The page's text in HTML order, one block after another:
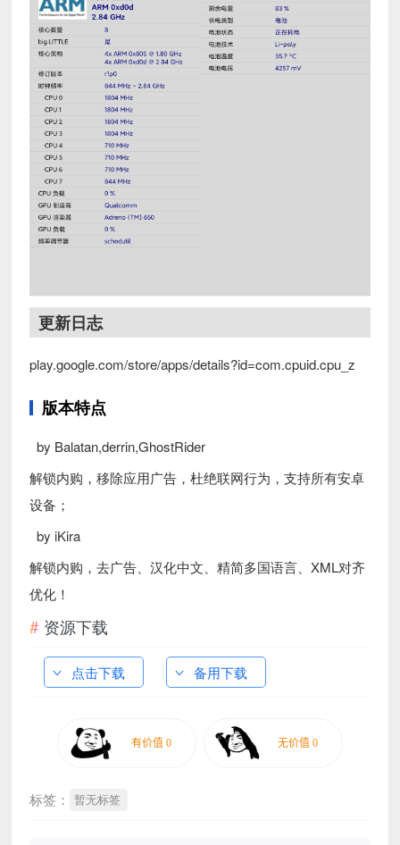
更新日志
play.google.com/store/apps/details?id=com.cpuid.cpu_z
版本特点
by Balatan,derrin,GhostRider
解锁内购，移除应用广告，杜绝联网行为，支持所有安卓
设备；
by iKira
解锁内购，去广告、汉化中文、精简多国语言、XML对齐
优化！
资源下载
点击下载 备用下载
标签： 暂无标签